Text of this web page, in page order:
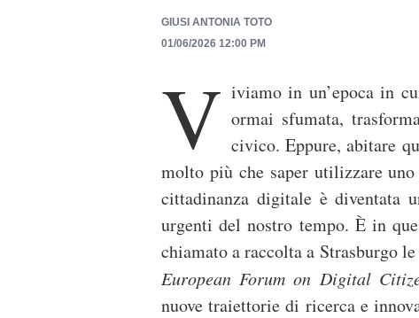
GIUSI ANTONIA TOTO
01/06/2026 12:00 PM
V iviamo in un’epoca in
ormai sfumata,
civico. Eppure, abitare
molto più che saper utilizzare
cittadinanza digitale è diventata
urgenti del nostro tempo. È in
chiamato a raccolta a Strasburgo
European Forum on Digital
nuove traiettorie di ricerca e